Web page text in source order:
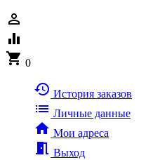
person_outline
equalizer
shopping_cart 0
history История заказов
list Личные данные
home Мои адреса
meeting_room Выход